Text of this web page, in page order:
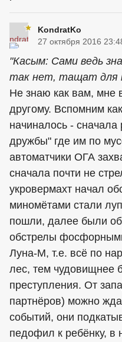
KondratKo
27 октября 2016
"Касым: Сами ведь
так нет, тащат для
Не знаю как вам, мне
другому. Вспомним
начиналось - сначала
дружбы" где им по
автоматчики ОГА
сначала почти не
укровермахт начал
миномётами стали
пошли, далее были
обстрелы
Луна-М, т.е. всё по
лес, тем чудовищнее
преступления. От
партнёров) можно
событий, они
педофил к ребёнку, в